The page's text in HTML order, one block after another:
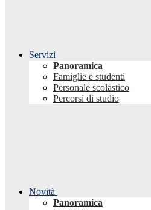
Servizi
Panoramica
Famiglie e studenti
Personale scolastico
Percorsi di studio
Novità
Panoramica